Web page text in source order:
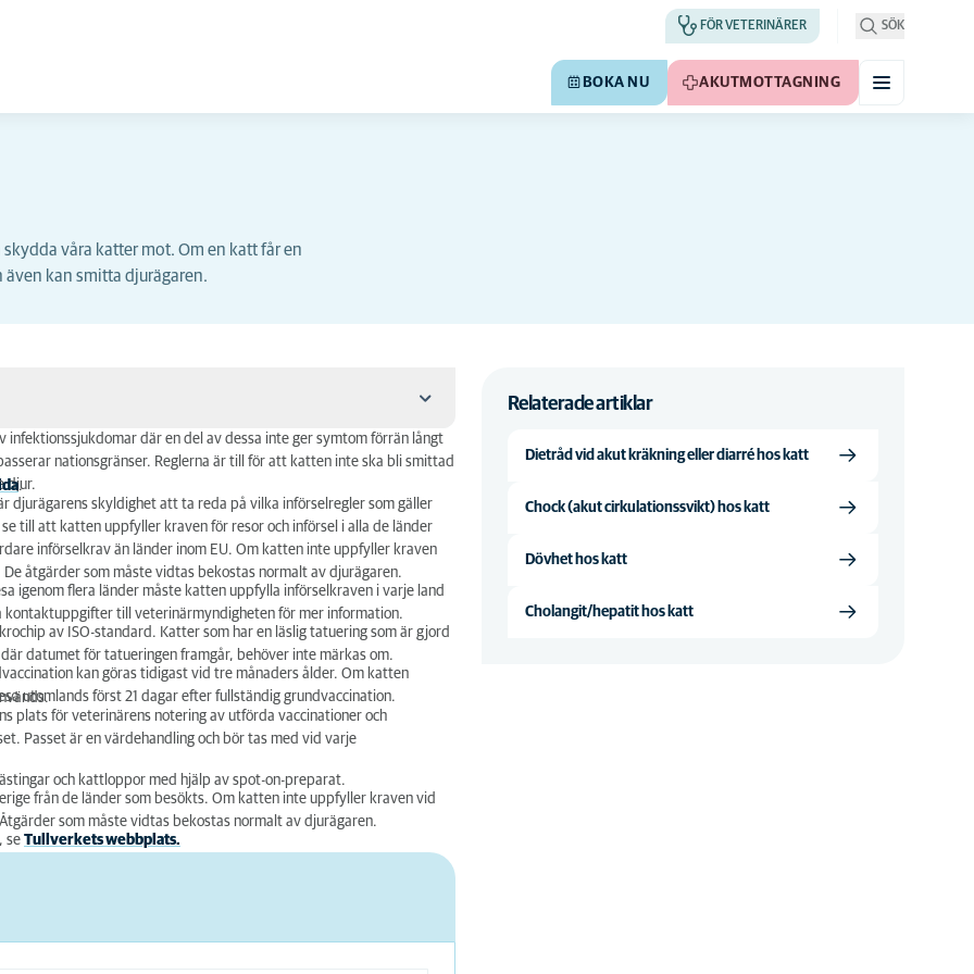
FÖR VETERINÄRER SÖK
BOKA NU AKUTMOTTAGNING
våra katter mot. Om en katt får en
kan smitta djurägaren.
där en del av dessa inte ger symtom förrän långt
nationsgränser. Reglerna är till för att katten inte ska bli smittad
djur.
.
djurägarens skyldighet att ta reda på vilka införselregler som gäller
till att katten uppfyller kraven för resor och införsel i alla de länder
införselkrav än länder inom EU. Om katten inte uppfyller kraven
åtgärder som måste vidtas bekostas normalt av djurägaren.
igenom flera länder måste katten uppfylla införselkraven i varje land
till veterinärmyndigheten för mer information.
av ISO-standard. Katter som har en läslig tatuering som är gjord
datumet för tatueringen framgår, behöver inte märkas om.
kan göras tidigast vid tre månaders ålder. Om katten
utomlands först 21 dagar efter fullständig grundvaccination.
plats för veterinärens notering av utförda vaccinationer och
Passet är en värdehandling och bör tas med vid varje
och kattloppor med hjälp av spot-on-preparat.
från de länder som besökts. Om katten inte uppfyller kraven vid
som måste vidtas bekostas normalt av djurägaren.
se Tullverkets webbplats.
Relaterade artiklar
Dietråd vid akut kräkning eller diarré hos katt
Chock (akut cirkulationssvikt) hos katt
Dövhet hos katt
Cholangit/hepatit hos katt